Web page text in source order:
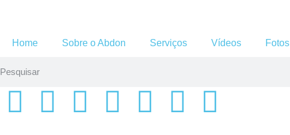
Home Sobre o Abdon Serviços Vídeos Fotos